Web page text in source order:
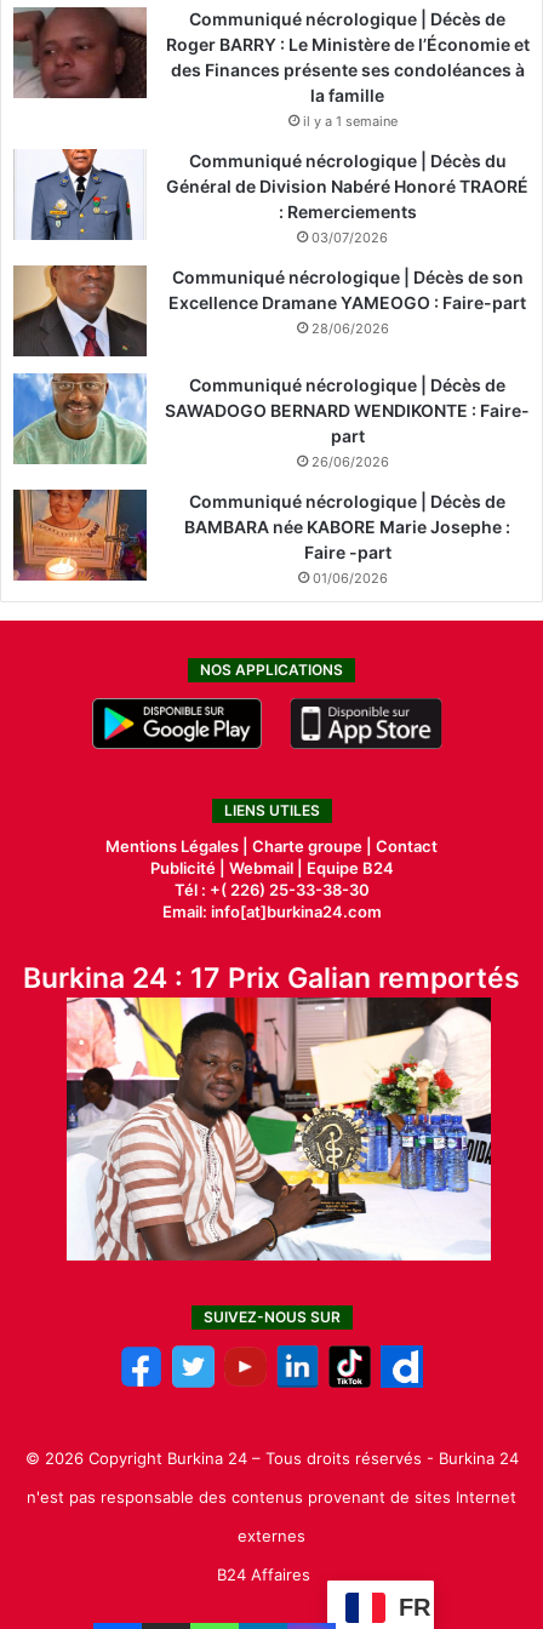
Communiqué nécrologique | Décès de
Roger BARRY : Le Ministère de l’Économie et
des Finances présente ses condoléances à
la famille
il y a 1 semaine
Communiqué nécrologique | Décès du
Général de Division Nabéré Honoré TRAORÉ
: Remerciements
03/07/2026
Communiqué nécrologique | Décès de son
Excellence Dramane YAMEOGO : Faire-part
28/06/2026
Communiqué nécrologique | Décès de
SAWADOGO BERNARD WENDIKONTE : Faire-
part
26/06/2026
Communiqué nécrologique | Décès de
BAMBARA née KABORE Marie Josephe :
Faire -part
01/06/2026
NOS APPLICATIONS
LIENS UTILES
Mentions Légales | Charte groupe | Contact
Publicité| Webmail |
Equipe B24
Tél : +( 226) 25-33-38-30
Email: info[at]burkina24.com
Burkina 24 : 17 Prix Galian remportés
SUIVEZ-NOUS SUR
© 2026 Copyright Burkina 24 – Tous droits réservés - Burkina 24
n'est pas responsable des contenus provenant de sites Internet
externes
B24 Affaires
FR